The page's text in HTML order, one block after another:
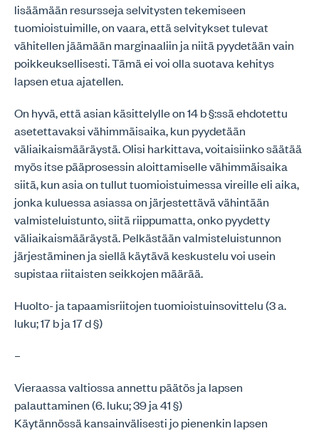
lisäämään resursseja selvitysten tekemiseen
tuomioistuimille, on vaara, että selvitykset tulevat
vähitellen jäämään marginaaliin ja niitä pyydetään vain
poikkeuksellisesti. Tämä ei voi olla suotava kehitys
lapsen etua ajatellen.
On hyvä, että asian käsittelylle on 14 b §:ssä ehdotettu
asetettavaksi vähimmäisaika, kun pyydetään
väliaikaismääräystä. Olisi harkittava, voitaisiinko säätää
myös itse pääprosessin aloittamiselle vähimmäisaika
siitä, kun asia on tullut tuomioistuimessa vireille eli aika,
jonka kuluessa asiassa on järjestettävä vähintään
valmisteluistunto, siitä riippumatta, onko pyydetty
väliaikaismääräystä. Pelkästään valmisteluistunnon
järjestäminen ja siellä käytävä keskustelu voi usein
supistaa riitaisten seikkojen määrää.
Huolto- ja tapaamisriitojen tuomioistuinsovittelu (3 a.
luku; 17 b ja 17 d §)
–
Vieraassa valtiossa annettu päätös ja lapsen
palauttaminen (6. luku; 39 ja 41 §)
Käytännössä kansainvälisesti jo pienenkin lapsen